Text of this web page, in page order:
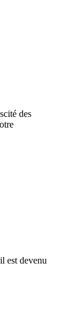
des
est devenu